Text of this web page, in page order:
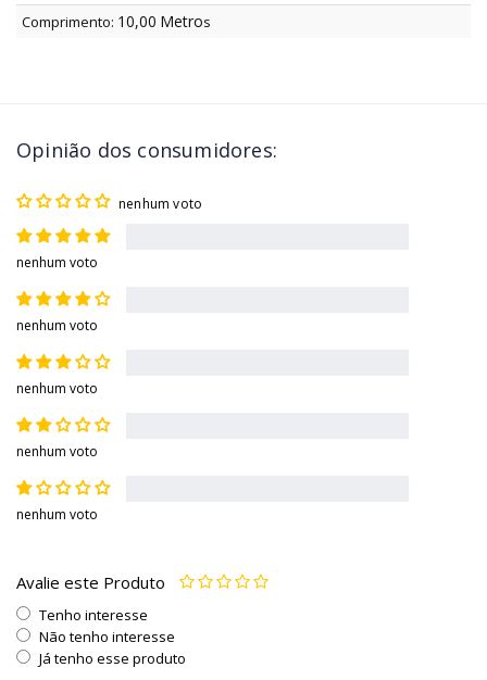
Comprimento: 10,00 Metros
Opinião dos consumidores:
nenhum voto
nenhum voto
nenhum voto
nenhum voto
nenhum voto
nenhum voto
Avalie este Produto
Tenho interesse
Não tenho interesse
Já tenho esse produto